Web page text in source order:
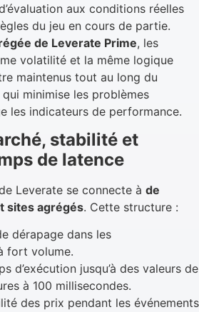
aux conditions réelles
du jeu en cours de partie.
de Leverate Prime, les
volatilité et la même logique
maintenus tout au long du
minimise les problèmes
les indicateurs de performance.
stabilité et
de latence
Leverate se connecte à de
sites agrégés. Cette structure :
dérapage dans les
fort volume.
d’exécution jusqu’à des valeurs de
à 100 millisecondes.
des prix pendant les événements